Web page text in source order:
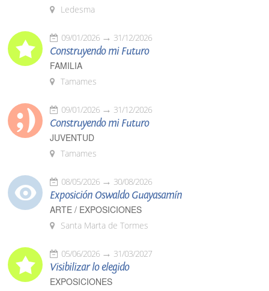
Ledesma
09/01/2026 31/12/2026
Construyendo mi Futuro
FAMILIA
Tamames
09/01/2026 31/12/2026
Construyendo mi Futuro
JUVENTUD
Tamames
08/05/2026 30/08/2026
Exposición Oswaldo Guayasamín
ARTE / EXPOSICIONES
Santa Marta de Tormes
05/06/2026 31/03/2027
Visibilizar lo elegido
EXPOSICIONES